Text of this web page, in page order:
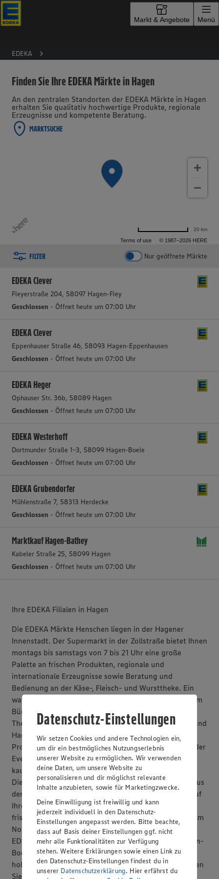
Markt & Angebote Menü
EDEKA
Finden Sie Ihre EDEKA Märkte in Hagen
An den zentralen Standorten der EDEKA Märkte in Hagen
erhalten Sie qualitativ hochwertige Produkte, regionale
Erzeugnisse und kompetente Beratung.
MARKTSUCHE
Terms of use © 1987–2026 HERE
20 km
FILTER Nur geöffnete Märkte
2 aktive Filter Filter zurücksetzen
EDEKA Clever
Fleyerstraße 204, 58097 Hagen-Fley
Geschlossen - Öffnet heute um 07:00 Uhr
EDEKA Clever
Eppenhauser Straße 46, 58093 Hagen-Eppenhausen
Geschlossen - Öffnet heute um 07:00 Uhr
EDEKA Heger
Ophauser Str. 36b, 58089 Hagen
Geschlossen - Öffnet heute um 07:00 Uhr
EDEKA Westerhoff
Dortmunder Straße 1-3, 58099 Hagen-Boele
Geschlossen - Öffnet heute um 07:00 Uhr
EDEKA Grubendorfer
Mühlenstraße 7, 58313 Herdecke
Geschlossen - Öffnet heute um 07:00 Uhr
Marktkauf Hagen-Bathey
Kabeler Straße 25, 58099 Hagen
Geschlossen - Öffnet heute um 07:00 Uhr
Ihre EDEKA Filialen in Hagen
Die EDEKA Märkte Henschen liegen in der Hagener
Innenstadt. Der Supermarkt in der Zollstraße bietet Ihnen
montags bis samstags von 7 bis 21 Uhr eine große
Palette an frischen Produkten, regionale und
internationale Erzeugnisse sowie Beratung und
Bedienung an der Käse-, Fleisch- und Wursttheke. Ein
warmes Gericht zum Mitnehmen für die Mittagspause im
Büro oder für zu Hause erhalten Sie an der "Heißen
Theke". In den EDEKA Schlöder Filialen in Hagen-Fley und
Hagen-Eppenhausen können Sie viele regionale
Produkte, wie zum Beispiel Ennepetaler Höhlenkäse oder
Eversbusch-Wacholder erwerben. In den Backshops
kaufen Sie täglich frisches Brot, Brötchen und Kuchen.
Die große Weinabteilung versammelt Qualitätsweine aus
der ganzen Welt. Mit dem Plattenservice können Sie auf
Ihrer nächsten Feier die Gäste mit dekorativen und
frischen Käse-, Wurst- oder Fischplatten überraschen. Im
Norden der Stadt befinden sich zwei weitere Märkte:
EDEKA Damm in Hagen-Helfe und EDEKA Still in Hagen-
Boele. Auch hier können Sie frische Lebensmittel von
hoher Qualität und Markenartikel einkaufen. Informieren
Sie sich auch gern online im EDEKA-Prospekt über
Datenschutz-Einstellungen
Wir setzen Cookies und andere Technologien ein,
um dir ein bestmögliches Nutzungserlebnis
unserer Website zu ermöglichen. Wir verwenden
deine Daten, um unsere Website zu
personalisieren und dir möglichst relevante
Inhalte anzubieten, sowie für Marketingzwecke.
Deine Einwilligung ist freiwillig und kann
jederzeit individuell in den Datenschutz-
Einstellungen angepasst werden. Bitte beachte,
dass auf Basis deiner Einstellungen ggf. nicht
mehr alle Funktionalitäten zur Verfügung
stehen. Weitere Erklärungen sowie einen Link zu
den Datenschutz-Einstellungen findest du in
unserer Datenschutzerklärung. Hier erfährst du